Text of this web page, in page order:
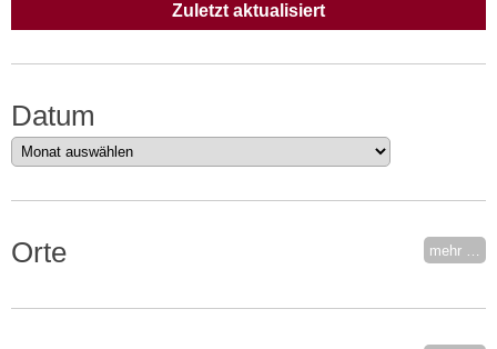
Zuletzt aktualisiert
Datum
Datum
Orte mehr …